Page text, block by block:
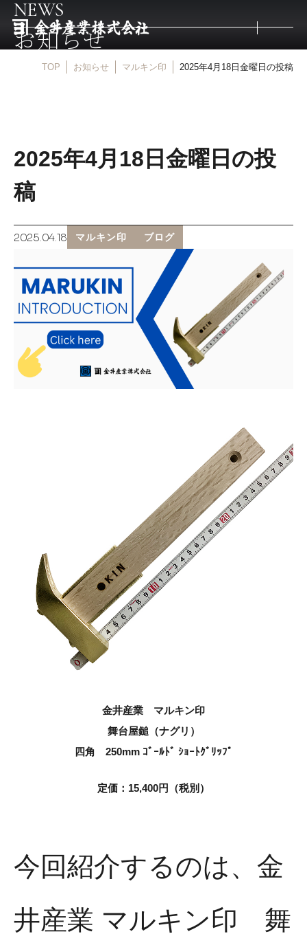
取扱メーカー
庖斬巴
お知らせ
NEWS
お知らせ
TOP お知らせ マルキン印 2025年4月18日金曜日の投稿
2025年4月18日金曜日の投
稿
2025.04.18 マルキン印 ブログ
金井産業 マルキン印
舞台屋鎚（ナグリ）
四角 250mm ｺﾞｰﾙﾄﾞ ｼｮｰﾄｸﾞﾘｯﾌﾟ
定価：15,400円（税別）
今回紹介するのは、金
井産業 マルキン印 舞